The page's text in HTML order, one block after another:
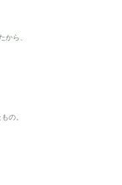
から、
の。